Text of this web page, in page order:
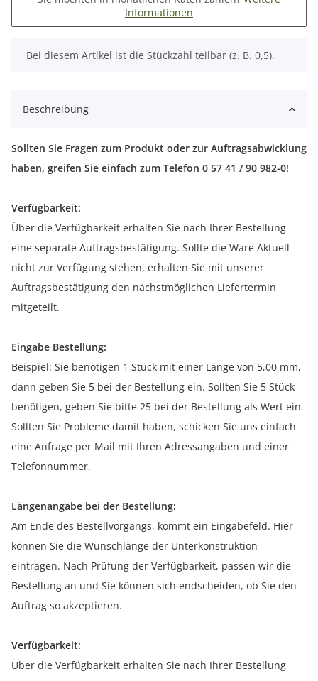
Informationen
x
Bei diesem Artikel ist die Stückzahl teilbar (z. B. 0,5).
Beschreibung
Sollten Sie Fragen zum Produkt oder zur Auftragsabwicklung
haben, greifen Sie einfach zum Telefon 0 57 41 / 90 982-0!
Verfügbarkeit:
Über die Verfügbarkeit erhalten Sie nach Ihrer Bestellung
eine separate Auftragsbestätigung. Sollte die Ware Aktuell
nicht zur Verfügung stehen, erhalten Sie mit unserer
Auftragsbestätigung den nächstmöglichen Liefertermin
mitgeteilt.
Eingabe Bestellung:
Beispiel: Sie benötigen 1 Stück mit einer Länge von 5,00 mm,
dann geben Sie 5 bei der Bestellung ein. Sollten Sie 5 Stück
benötigen, geben Sie bitte 25 bei der Bestellung als Wert ein.
Sollten Sie Probleme damit haben, schicken Sie uns einfach
eine Anfrage per Mail mit Ihren Adressangaben und einer
Telefonnummer.
Längenangabe bei der Bestellung:
Am Ende des Bestellvorgangs, kommt ein Eingabefeld. Hier
können Sie die Wunschlänge der Unterkonstruktion
eintragen. Nach Prüfung der Verfügbarkeit, passen wir die
Bestellung an und Sie können sich endscheiden, ob Sie den
Auftrag so akzeptieren.
Verfügbarkeit:
Über die Verfügbarkeit erhalten Sie nach Ihrer Bestellung